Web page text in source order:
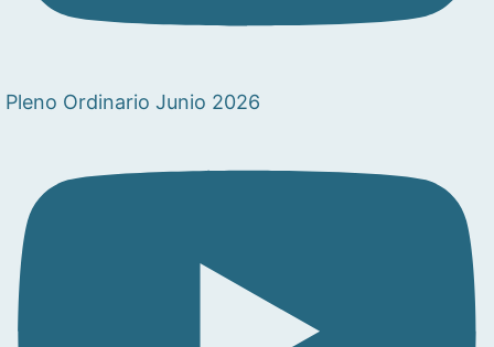
Pleno Ordinario Junio 2026